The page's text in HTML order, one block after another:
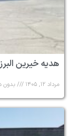
هدیه خیرین البرزی به ۶ زندانی در
مرداد ۱۲, ۱۴۰۵ بدون